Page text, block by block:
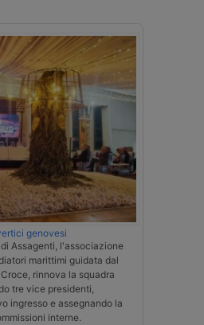
genovesi
Assagenti, l'associazione
marittimi guidata dal
rinnova la squadra
tre vice presidenti,
ingresso e assegnando la
interne.